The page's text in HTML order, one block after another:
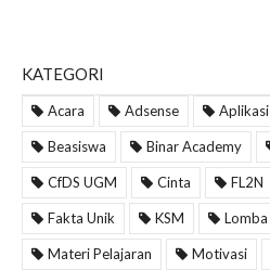
KATEGORI
Acara Adsense Aplikasi
Beasiswa Binar Academy
CfDS UGM Cinta FL2N
Fakta Unik KSM Lomba
Materi Pelajaran Motivasi